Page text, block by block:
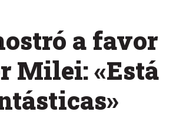
a favor
Milei: «Está